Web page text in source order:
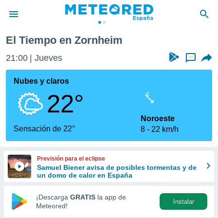
de
por
que se
calidad.
a este
las
y
forma
digital
basada
El Tiempo en Zornheim
21:00 Jueves ...
Nubes y claros
22°
Sensación de 22°
Noroeste
8
22 km/h
Previsión para el eclipse
Samuel Biener avisa de posibles tormentas y de
un domo de calor en España
¡Descarga GRATIS la app de
Meteored!
Instalar